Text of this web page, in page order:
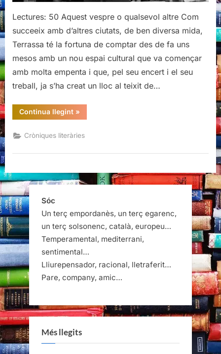
Lectures: 50 Aquest vespre o qualsevol altre Com
succeeix amb d’altres ciutats, de ben diversa mida,
Terrassa té la fortuna de comptar des de fa uns
mesos amb un nou espai cultural que va començar
amb molta empenta i que, pel seu encert i el seu
treball, ja s’ha creat un lloc al teixit de…
Continua llegint“Presentació
de
aquesta
tarda,
cap
Grau”
»
Cròniques literàries
Sóc
Un terç empordanès, un terç egarenc,
un terç solsonenc, català, europeu…
Temperamental, mediterrani,
sentimental…
Lliurepensador, racional, lletraferit…
Pare, company, amic…
Més llegits